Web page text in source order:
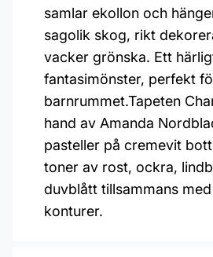
samlar ekollon och
sagolik skog, rikt
vacker grönska. Ett
fantasimönster, perfekt
barnrummet.Tapeten
hand av Amanda
pasteller på cremevit
toner av rost, ockra,
duvblått tillsammans
konturer.